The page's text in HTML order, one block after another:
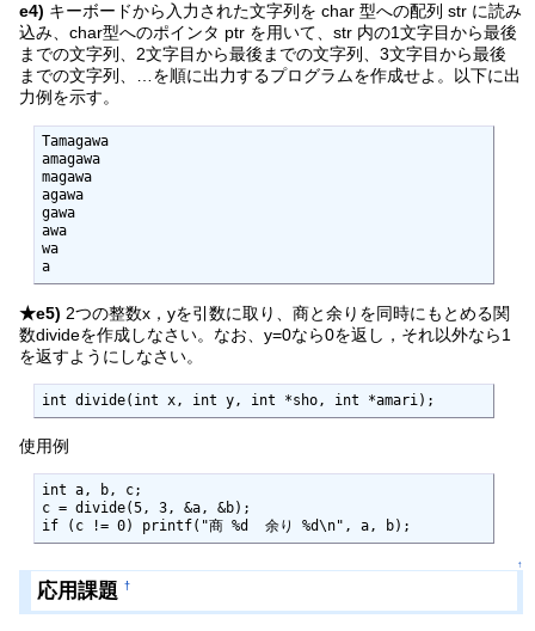
e4) キーボードから入力された文字列を char 型への配列 str に読み
込み、char型へのポインタ ptr を用いて、str 内の1文字目から最後
までの文字列、2文字目から最後までの文字列、3文字目から最後
までの文字列、…を順に出力するプログラムを作成せよ。以下に出
力例を示す。
Tamagawa
amagawa
magawa
agawa
gawa
awa
wa
a
★e5) 2つの整数x，yを引数に取り、商と余りを同時にもとめる関
数divideを作成しなさい。なお、y=0なら0を返し，それ以外なら1
を返すようにしなさい。
int divide(int x, int y, int *sho, int *amari);
使用例
int a, b, c;
c = divide(5, 3, &a, &b);
if (c != 0) printf("商 %d  余り %d\n", a, b);
↑
応用課題 †